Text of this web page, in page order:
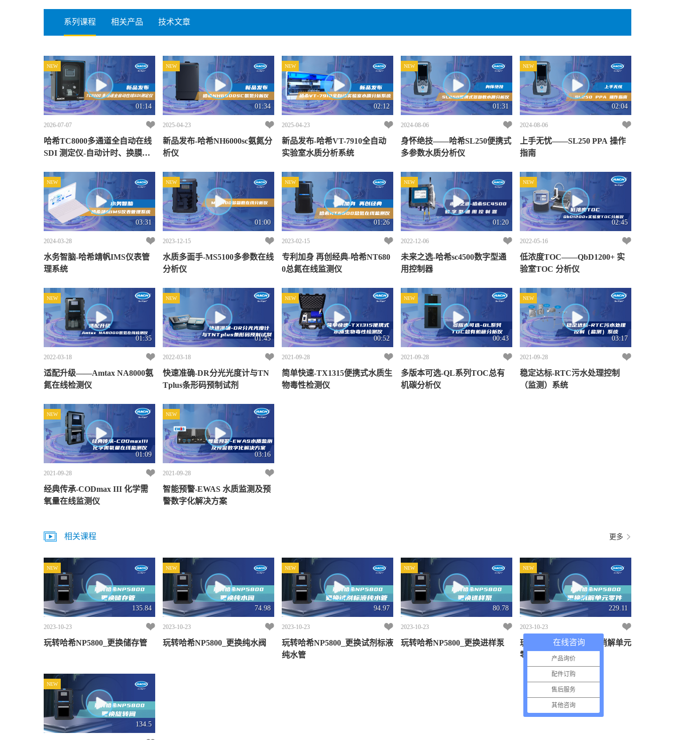
系列课程 相关产品 技术文章
01:14
2026-07-07
哈希TC8000多通道全自动在线
SDI 测定仪-自动计时、换膜、
NEW
01:34
2025-04-23
新品发布-哈希NH6000sc氨氮分
析仪
NEW
02:12
2025-04-23
新品发布-哈希VT-7910全自动
实验室水质分析系统
NEW
01:31
2024-08-06
身怀绝技——哈希SL250便携式
多参数水质分析仪
NEW
02:04
2024-08-06
上手无忧——SL250 PPA 操作
指南
NEW
03:31
2024-03-28
水务智脑-哈希靖帆IMS仪表管
理系统
NEW
01:00
2023-12-15
水质多面手-MS5100多参数在线
分析仪
NEW
01:26
2023-02-15
专利加身 再创经典-哈希NT680
0总氮在线监测仪
NEW
01:20
2022-12-06
未来之选-哈希sc4500数字型通
用控制器
NEW
02:45
2022-05-16
低浓度TOC——QbD1200+ 实
验室TOC 分析仪
NEW
01:35
2022-03-18
适配升级——Amtax NA8000氨
氮在线检测仪
NEW
01:45
2022-03-18
快速准确-DR分光光度计与TN
Tplus条形码预制试剂
NEW
00:52
2021-09-28
简单快速-TX1315便携式水质生
物毒性检测仪
NEW
00:43
2021-09-28
多版本可选-QL系列TOC总有
机碳分析仪
NEW
03:17
2021-09-28
稳定达标-RTC污水处理控制
（监测）系统
NEW
01:09
2021-09-28
经典传承-CODmax III 化学需
氧量在线监测仪
NEW
03:16
2021-09-28
智能预警-EWAS 水质监测及预
警数字化解决方案
NEW
相关课程 更多
135.84
2023-10-23
玩转哈希NP5800_更换储存管
NEW
74.98
2023-10-23
玩转哈希NP5800_更换纯水阀
NEW
94.97
2023-10-23
玩转哈希NP5800_更换试剂标液
纯水管
NEW
80.78
2023-10-23
玩转哈希NP5800_更换进样泵
NEW
229.11
2023-10-23
玩转哈希NP5800_更换消解单元
零件
NEW
134.5
NEW
在线咨询
产品询价
配件订购
售后服务
其他咨询